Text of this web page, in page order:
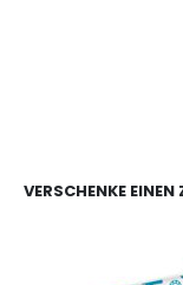
VERSCHENKE